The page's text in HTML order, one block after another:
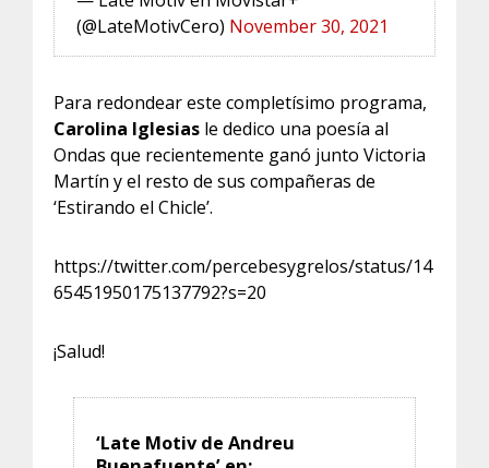
(@LateMotivCero) November 30, 2021
Para redondear este completísimo programa,
Carolina Iglesias le dedico una poesía al
Ondas que recientemente ganó junto Victoria
Martín y el resto de sus compañeras de
‘Estirando el Chicle’.
https://twitter.com/percebesygrelos/status/14
65451950175137792?s=20
¡Salud!
‘Late Motiv de Andreu